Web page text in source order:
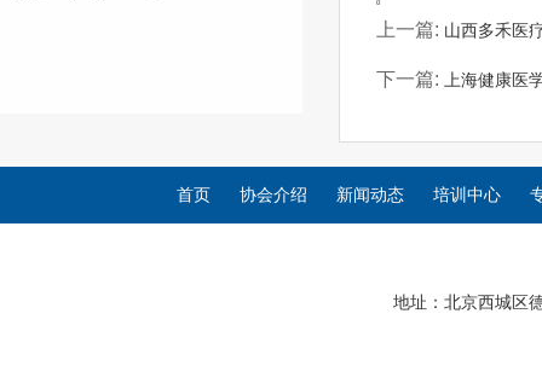
0
上一篇: 山西多禾医
下一篇: 上海健康医
首页 协会介绍 新闻动态 培训中心
地址：北京西城区